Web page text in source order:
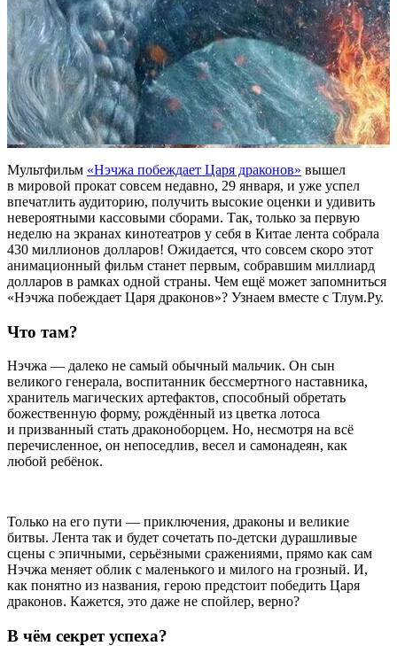
Мультфильм «Нэчжа побеждает Царя драконов» вышел
в мировой прокат совсем недавно, 29 января, и уже успел
впечатлить аудиторию, получить высокие оценки и удивить
невероятными кассовыми сборами. Так, только за первую
неделю на экранах кинотеатров у себя в Китае лента собрала
430 миллионов долларов! Ожидается, что совсем скоро этот
анимационный фильм станет первым, собравшим миллиард
долларов в рамках одной страны. Чем ещё может запомниться
«Нэчжа побеждает Царя драконов»? Узнаем вместе с Тлум.Ру.
Что там?
Нэчжа — далеко не самый обычный мальчик. Он сын
великого генерала, воспитанник бессмертного наставника,
хранитель магических артефактов, способный обретать
божественную форму, рождённый из цветка лотоса
и призванный стать драконоборцем. Но, несмотря на всё
перечисленное, он непоседлив, весел и самонадеян, как
любой ребёнок.
Только на его пути — приключения, драконы и великие
битвы. Лента так и будет сочетать по-детски дурашливые
сцены с эпичными, серьёзными сражениями, прямо как сам
Нэчжа меняет облик с маленького и милого на грозный. И,
как понятно из названия, герою предстоит победить Царя
драконов. Кажется, это даже не спойлер, верно?
В чём секрет успеха?